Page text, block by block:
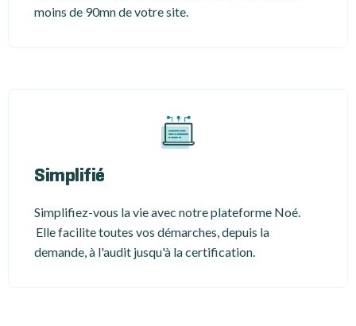
moins de 90mn de votre site.
Simplifié
Simplifiez-vous la vie avec notre plateforme Noé.
Elle facilite toutes vos démarches, depuis la
demande, à l'audit jusqu'à la certification.